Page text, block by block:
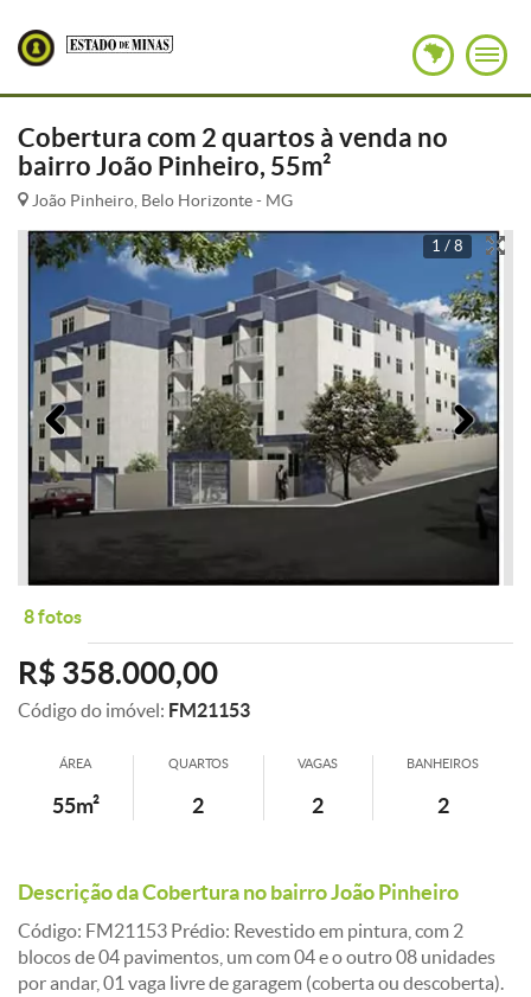
Cobertura com 2 quartos à venda no
bairro João Pinheiro, 55m²
João Pinheiro, Belo Horizonte - MG
1 / 8
Anterior
8 fotos
R$ 358.000,00
Código do imóvel: FM21153
ÁREA
55m²
QUARTOS
2
VAGAS
2
BANHEIROS
2
Descrição da Cobertura no bairro João Pinheiro
Código: FM21153 Prédio: Revestido em pintura, com 2
blocos de 04 pavimentos, um com 04 e o outro 08 unidades
por andar, 01 vaga livre de garagem (coberta ou descoberta).